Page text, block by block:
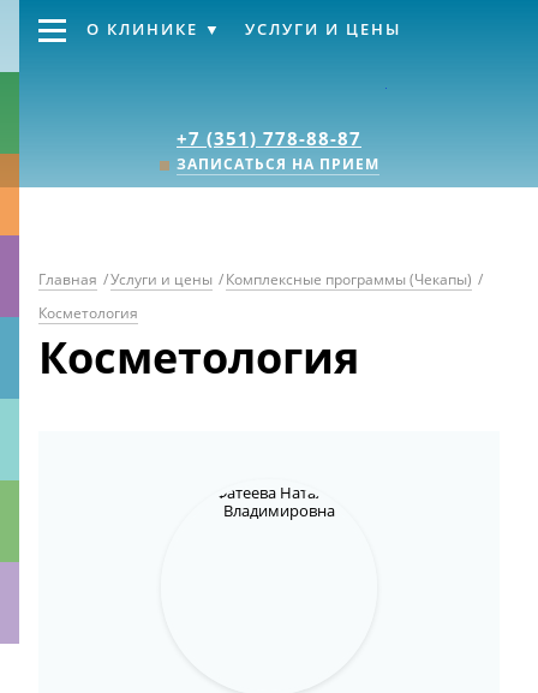
+7 (351) 778-88-87
ЗАПИСАТЬСЯ НА ПРИЕМ
О КЛИНИКЕ УСЛУГИ И ЦЕНЫ
Главная /Услуги и цены /Комплексные программы (Чекапы) /
Косметология
Косметология